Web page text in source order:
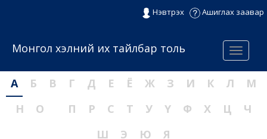
Нэвтрэх Ашиглах заавар
Menu
Монгол хэлний их тайлбар толь
А Б В Г Д Е Ё Ж З И К Л
М
Н
О П Р С Т У Ү Ф Х Ц
Ч
Ш
Э Ю Я